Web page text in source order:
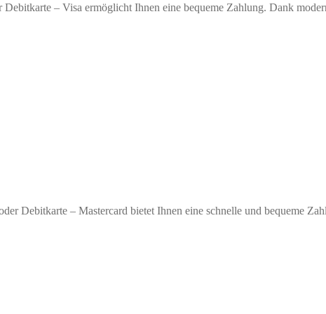
– Visa ermöglicht Ihnen eine bequeme Zahlung. Dank
Debitkarte – Mastercard bietet Ihnen eine schnelle und bequeme